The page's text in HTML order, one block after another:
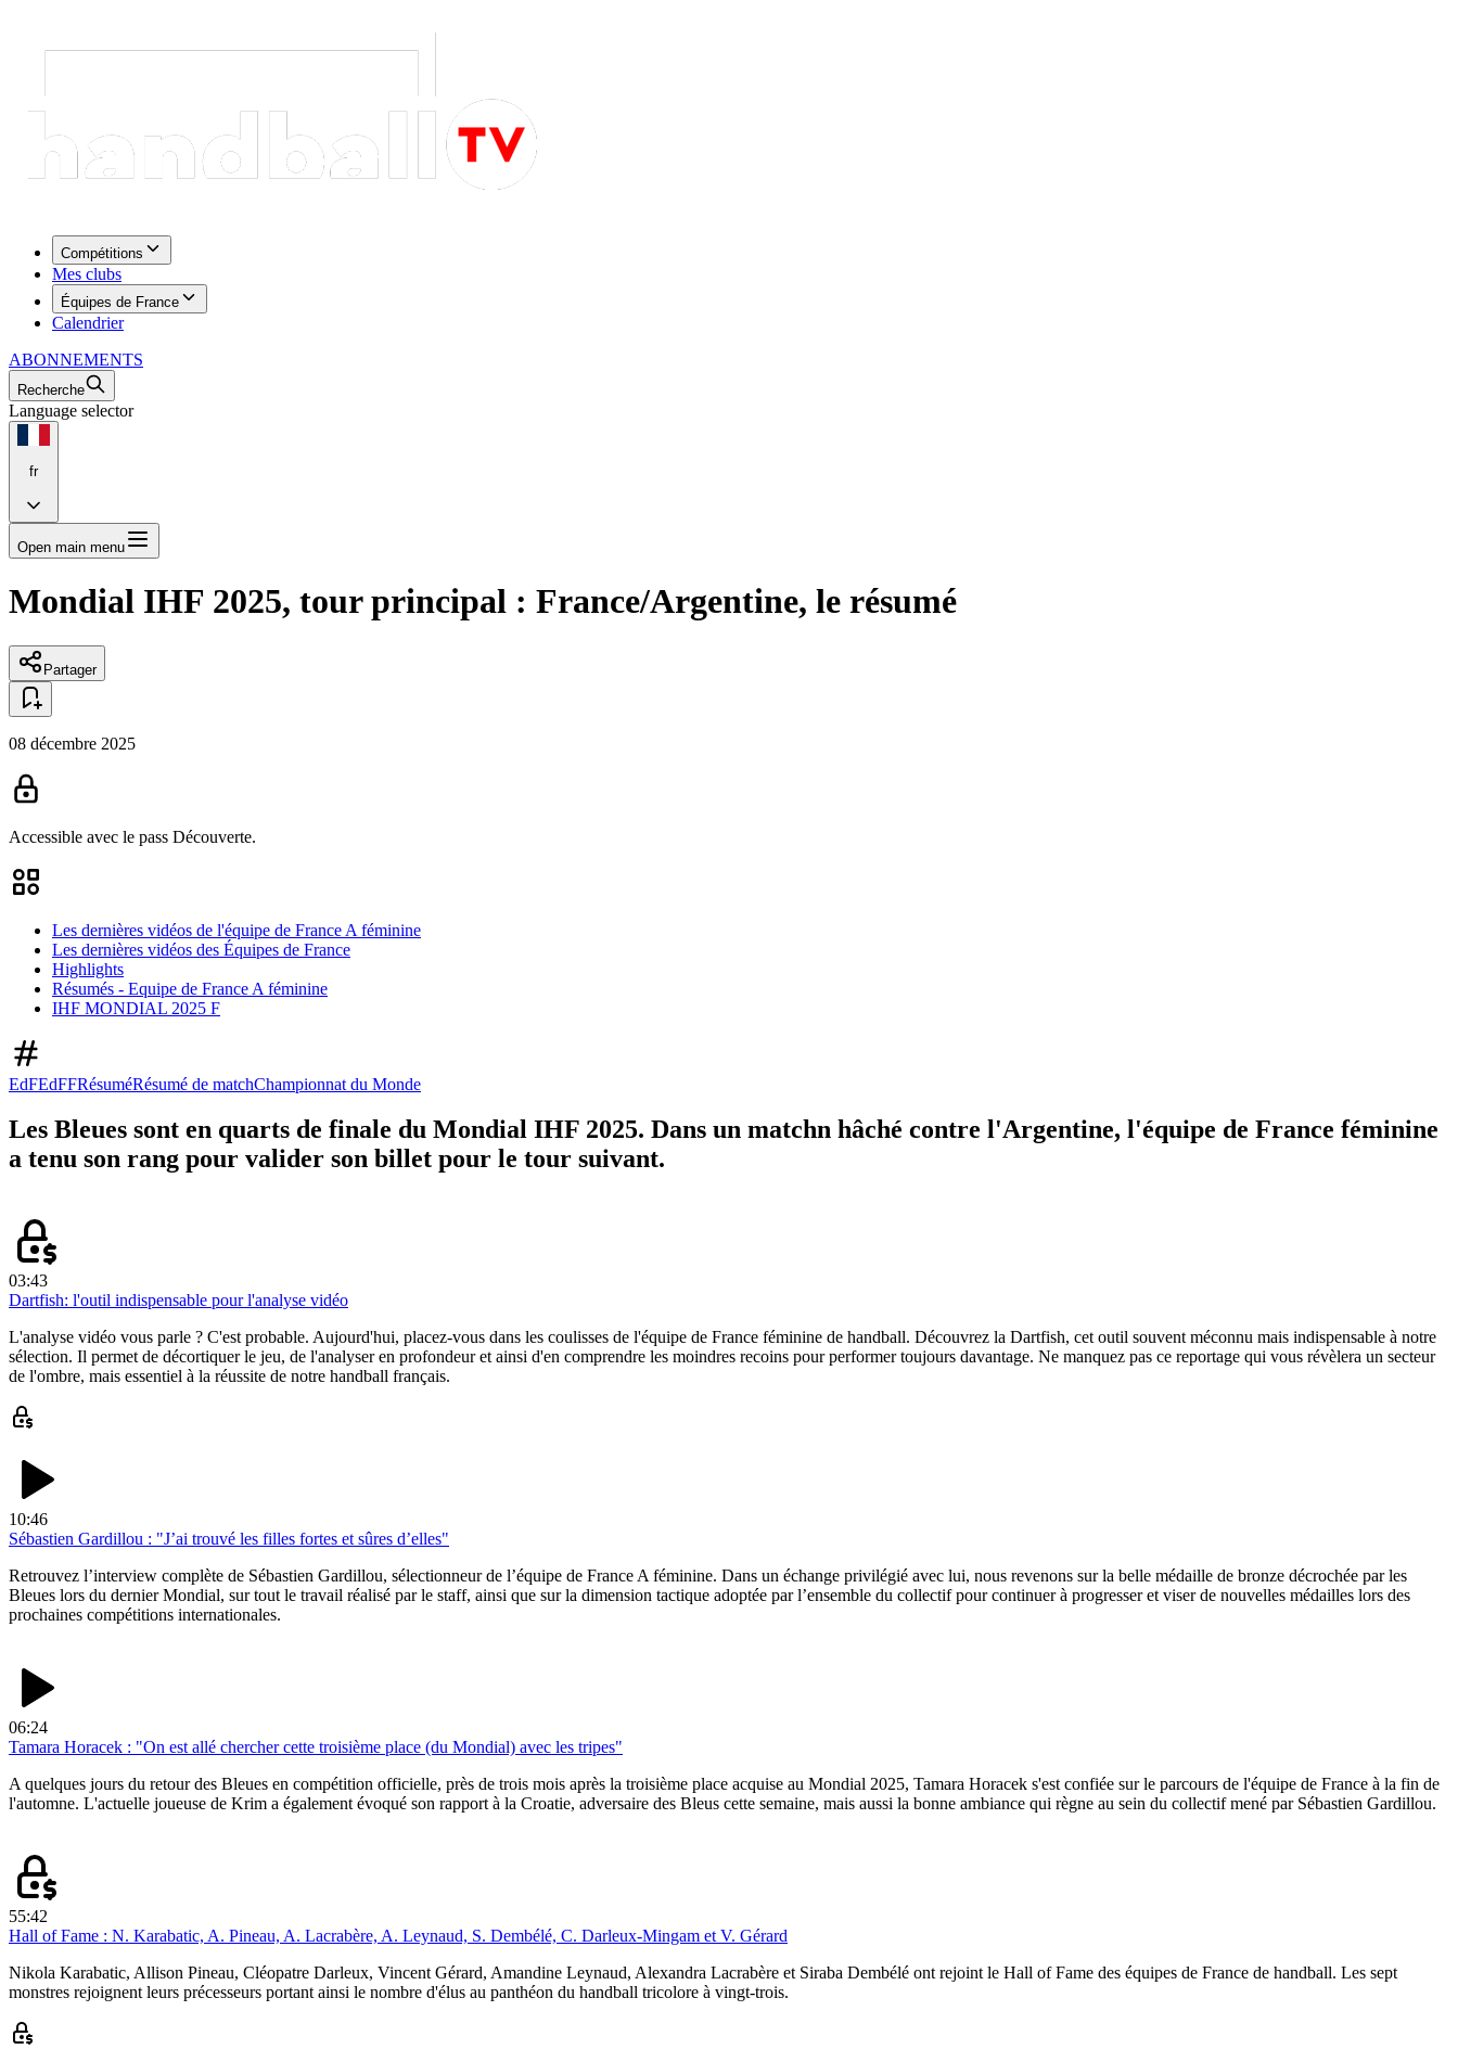
Compétitions
Mes clubs
Équipes de France
Calendrier
ABONNEMENTS
Recherche
Language selector
fr
Open main menu
Mondial IHF 2025, tour principal : France/Argentine, le résumé
Partager
08 décembre 2025
Accessible avec le pass Découverte.
Les dernières vidéos de l'équipe de France A féminine
Les dernières vidéos des Équipes de France
Highlights
Résumés - Equipe de France A féminine
IHF MONDIAL 2025 F
EdFEdFFRésuméRésumé de matchChampionnat du Monde
Les Bleues sont en quarts de finale du Mondial IHF 2025. Dans un matchn hâché contre l'Argentine, l'équipe de France féminine
a tenu son rang pour valider son billet pour le tour suivant.
03:43
Dartfish: l'outil indispensable pour l'analyse vidéo
L'analyse vidéo vous parle ? C'est probable. Aujourd'hui, placez-vous dans les coulisses de l'équipe de France féminine de handball. Découvrez la Dartfish, cet outil souvent méconnu mais indispensable à notre
sélection. Il permet de décortiquer le jeu, de l'analyser en profondeur et ainsi d'en comprendre les moindres recoins pour performer toujours davantage. Ne manquez pas ce reportage qui vous révèlera un secteur
de l'ombre, mais essentiel à la réussite de notre handball français.
10:46
Sébastien Gardillou : "J’ai trouvé les filles fortes et sûres d’elles"
Retrouvez l’interview complète de Sébastien Gardillou, sélectionneur de l’équipe de France A féminine. Dans un échange privilégié avec lui, nous revenons sur la belle médaille de bronze décrochée par les
Bleues lors du dernier Mondial, sur tout le travail réalisé par le staff, ainsi que sur la dimension tactique adoptée par l’ensemble du collectif pour continuer à progresser et viser de nouvelles médailles lors des
prochaines compétitions internationales.
06:24
Tamara Horacek : "On est allé chercher cette troisième place (du Mondial) avec les tripes"
A quelques jours du retour des Bleues en compétition officielle, près de trois mois après la troisième place acquise au Mondial 2025, Tamara Horacek s'est confiée sur le parcours de l'équipe de France à la fin de
l'automne. L'actuelle joueuse de Krim a également évoqué son rapport à la Croatie, adversaire des Bleus cette semaine, mais aussi la bonne ambiance qui règne au sein du collectif mené par Sébastien Gardillou.
55:42
Hall of Fame : N. Karabatic, A. Pineau, A. Lacrabère, A. Leynaud, S. Dembélé, C. Darleux-Mingam et V. Gérard
Nikola Karabatic, Allison Pineau, Cléopatre Darleux, Vincent Gérard, Amandine Leynaud, Alexandra Lacrabère et Siraba Dembélé ont rejoint le Hall of Fame des équipes de France de handball. Les sept
monstres rejoignent leurs précesseurs portant ainsi le nombre d'élus au panthéon du handball tricolore à vingt-trois.